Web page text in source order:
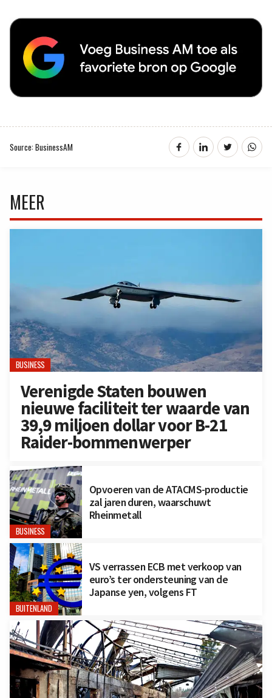
Source: BusinessAM
MEER
BUSINESS
Verenigde Staten bouwen
nieuwe faciliteit ter waarde van
39,9 miljoen dollar voor B-21
Raider-bommenwerper
BUSINESS
Opvoeren van de ATACMS-productie
zal jaren duren, waarschuwt
Rheinmetall
BUITENLAND
VS verrassen ECB met verkoop van
euro’s ter ondersteuning van de
Japanse yen, volgens FT